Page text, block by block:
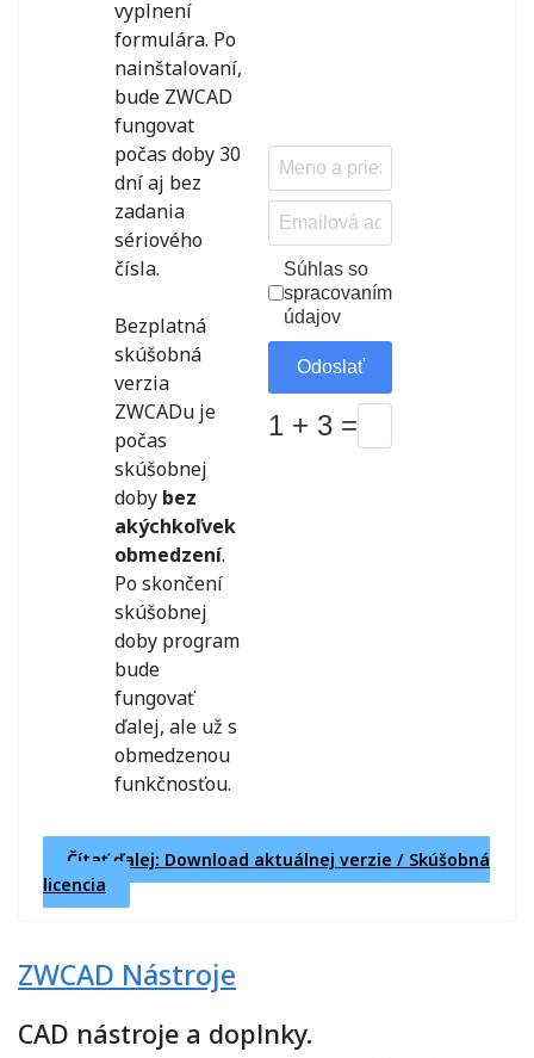
vyplnení
formulára. Po
nainštalovaní,
bude ZWCAD
fungovat
počas doby 30
dní aj bez
zadania
sériového
čísla.
Bezplatná
skúšobná
verzia
ZWCADu je
počas
skúšobnej
doby bez
akýchkoľvek
obmedzení.
Po skončení
skúšobnej
doby program
bude
fungovať
ďalej, ale už s
obmedzenou
funkčnosťou.
Checkboxes
Súhlas so
spracovaním
údajov
Odoslať
1 + 3 =
Čítať ďalej: Download aktuálnej verzie / Skúšobná
licencia
ZWCAD Nástroje
CAD nástroje a doplnky.